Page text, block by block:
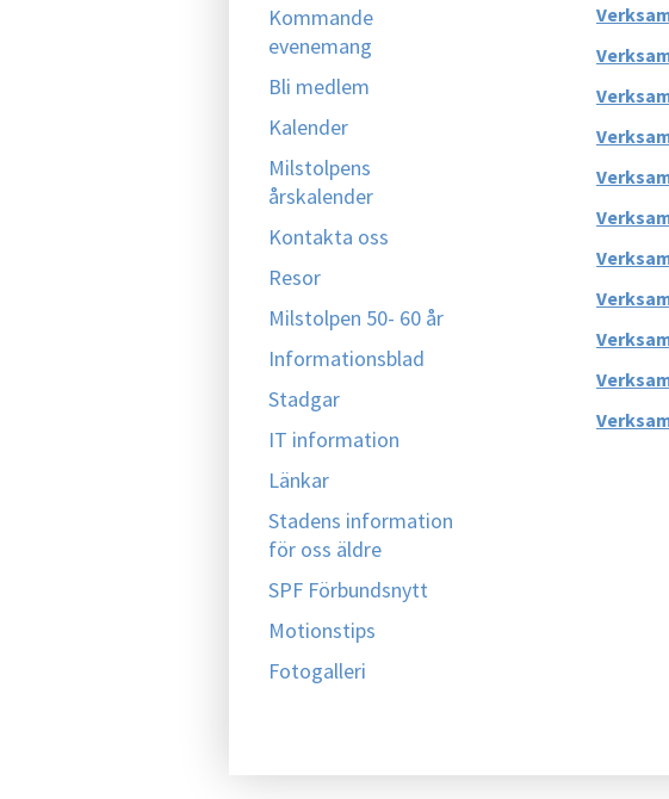
Kommande
evenemang
Bli medlem
Kalender
Milstolpens
årskalender
Kontakta oss
Resor
Milstolpen 50- 60 år
Informationsblad
Stadgar
IT information
Länkar
Stadens information
för oss äldre
SPF Förbundsnytt
Motionstips
Fotogalleri